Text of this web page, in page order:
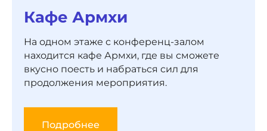
Кафе Армхи
На одном этаже с конференц-залом
находится кафе Армхи, где вы сможете
вкусно поесть и набраться сил для
продолжения мероприятия.
Подробнее